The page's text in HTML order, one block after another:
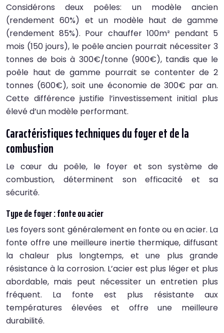
Considérons deux poêles: un modèle ancien
(rendement 60%) et un modèle haut de gamme
(rendement 85%). Pour chauffer 100m² pendant 5
mois (150 jours), le poêle ancien pourrait nécessiter 3
tonnes de bois à 300€/tonne (900€), tandis que le
poêle haut de gamme pourrait se contenter de 2
tonnes (600€), soit une économie de 300€ par an.
Cette différence justifie l’investissement initial plus
élevé d’un modèle performant.
Caractéristiques techniques du foyer et de la
combustion
Le cœur du poêle, le foyer et son système de
combustion, déterminent son efficacité et sa
sécurité.
Type de foyer : fonte ou acier
Les foyers sont généralement en fonte ou en acier. La
fonte offre une meilleure inertie thermique, diffusant
la chaleur plus longtemps, et une plus grande
résistance à la corrosion. L’acier est plus léger et plus
abordable, mais peut nécessiter un entretien plus
fréquent. La fonte est plus résistante aux
températures élevées et offre une meilleure
durabilité.